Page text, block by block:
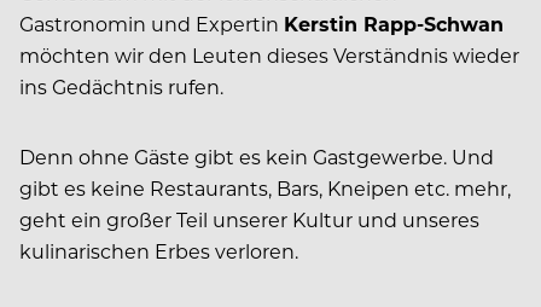
Gastronomin und Expertin Kerstin Rapp-Schwan
möchten wir den Leuten dieses Verständnis wieder
ins Gedächtnis rufen.
Denn ohne Gäste gibt es kein Gastgewerbe. Und
gibt es keine Restaurants, Bars, Kneipen etc. mehr,
geht ein großer Teil unserer Kultur und unseres
kulinarischen Erbes verloren.